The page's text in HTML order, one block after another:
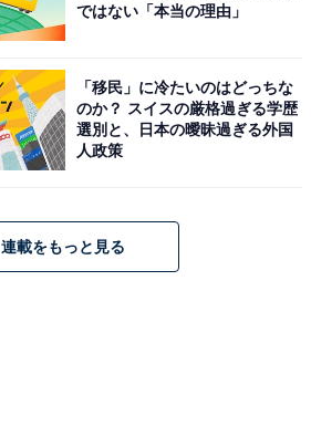
ではない「本当の理由」
「移民」に冷たいのはどっちな
のか？ スイスの厳格過ぎる学歴
選別と、日本の曖昧過ぎる外国
人政策
連載をもっと見る